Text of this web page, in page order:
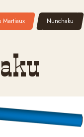
Martiaux Nunchaku